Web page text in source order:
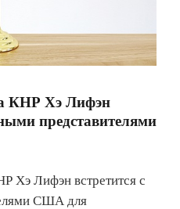
КНР Хэ Лифэн
представителями
Хэ Лифэн встретится с
США для